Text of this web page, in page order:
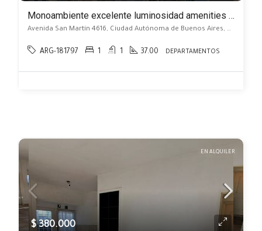
Monoambiente excelente luminosidad amenities de categoría
Avenida San Martín 4616, Ciudad Autónoma de Buenos Aires, Argentina, Agronomía, Capital Federal
ARG-181797 1 1 37.00 DEPARTAMENTOS
EN ALQUILER
$ 380.000